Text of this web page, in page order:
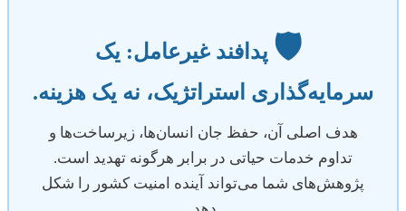
🛡️ پدافند غیرعامل: یک
سرمایه‌گذاری استراتژیک، نه یک هزینه.
هدف اصلی آن، حفظ جان انسان‌ها، زیرساخت‌ها و
تداوم خدمات حیاتی در برابر هرگونه تهدید است.
پژوهش‌های شما می‌تواند آینده امنیت کشور را شکل